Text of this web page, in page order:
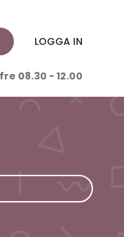
LOGGA IN
08.30 - 12.00